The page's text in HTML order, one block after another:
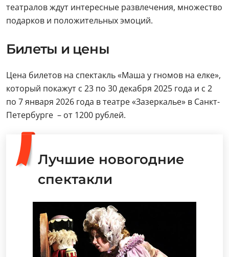
театралов ждут интересные развлечения, множество
подарков и положительных эмоций.
Билеты и цены
Цена билетов на спектакль «Маша у гномов на елке»,
который покажут с 23 по 30 декабря 2025 года и с 2
по 7 января 2026 года в театре «Зазеркалье» в Санкт-
Петербурге – от 1200 рублей.
Лучшие новогодние
спектакли